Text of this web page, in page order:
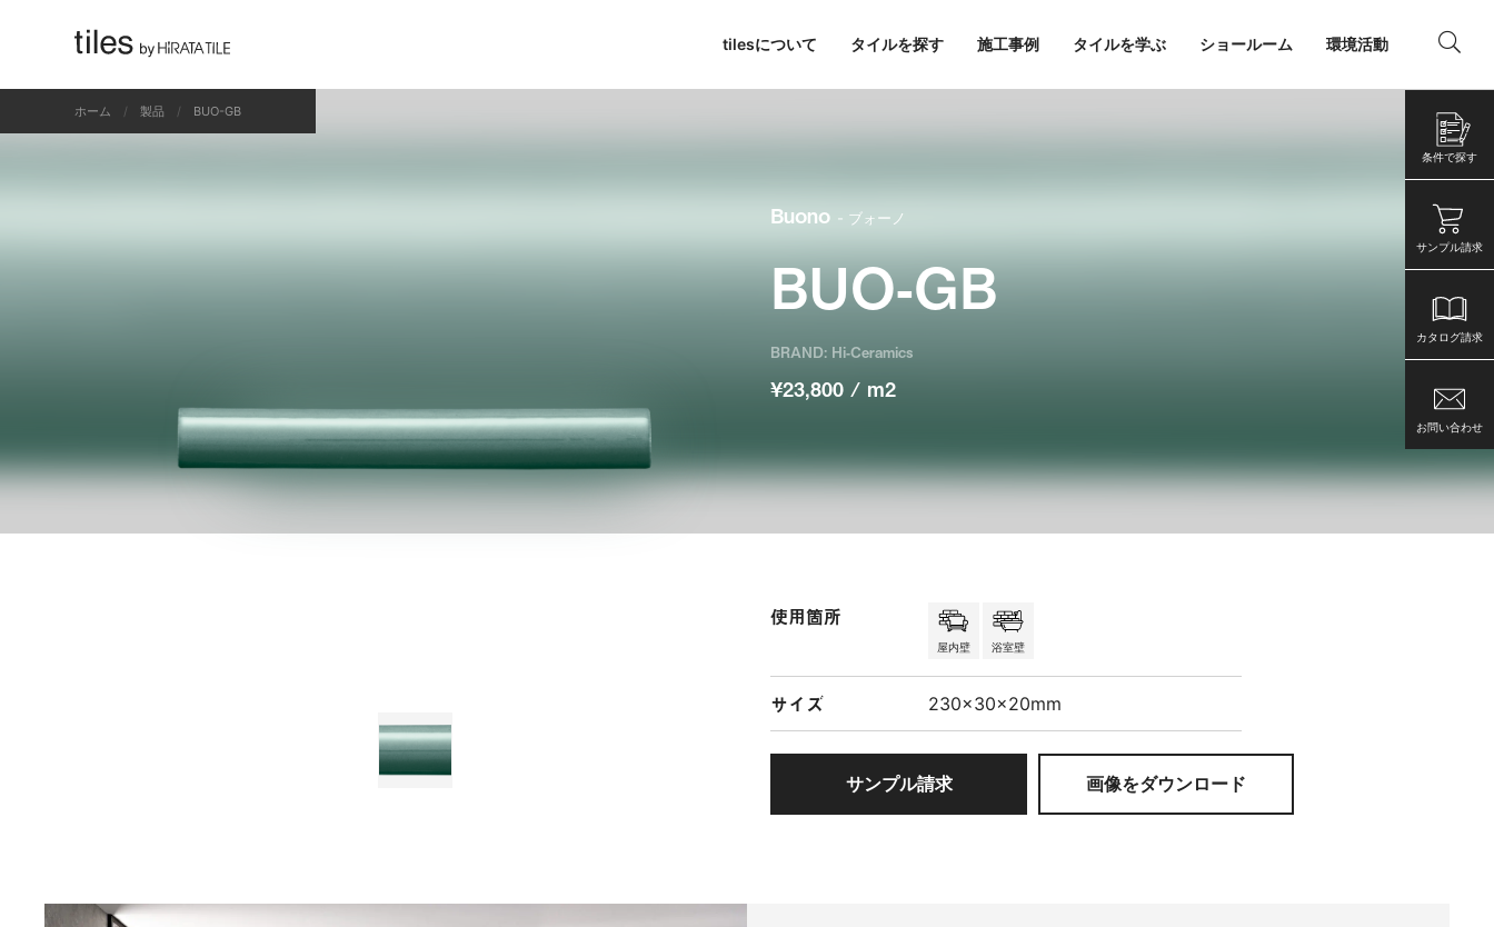
tilesについて タイルを探す 施工事例 タイルを学ぶ ショールーム 環境活動
条件で探す
サンプル請求
カタログ請求
お問い合わせ
ホーム 製品 BUO-GB
Buono - ブォーノ
BUO-GB
BRAND: Hi-Ceramics
¥23,800 / m2
使用箇所
屋内壁 浴室壁
サイズ 230×30×20mm
サンプル請求 画像をダウンロード